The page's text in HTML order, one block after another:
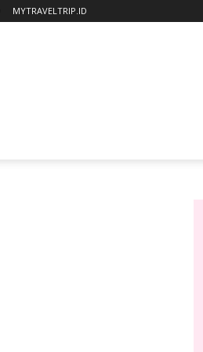
MYTRAVELTRIP.ID